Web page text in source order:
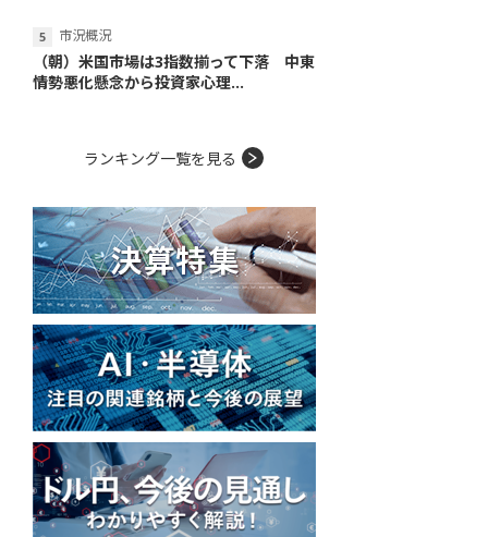
市況概況
（朝）米国市場は3指数揃って下落 中東
情勢悪化懸念から投資家心理...
ランキング一覧を見る